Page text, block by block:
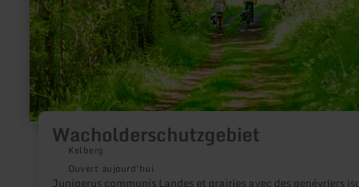
Wacholderschutzgebiet
Kelberg
Ouvert aujourd'hui
Juniperus communis Landes et prairies avec des genévriers